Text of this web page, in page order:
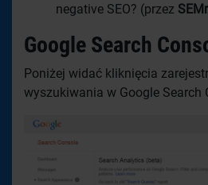
negative SEO? (przez
Google Search
Poniżej widać kliknięcia
wyszukiwania w Google Search